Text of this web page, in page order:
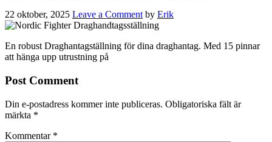
22 oktober, 2025 Leave a Comment by Erik
En robust Draghantagställning för dina draghantag. Med 15 pinnar
att hänga upp utrustning på
Post Comment
Din e-postadress kommer inte publiceras. Obligatoriska fält är
märkta *
Kommentar *